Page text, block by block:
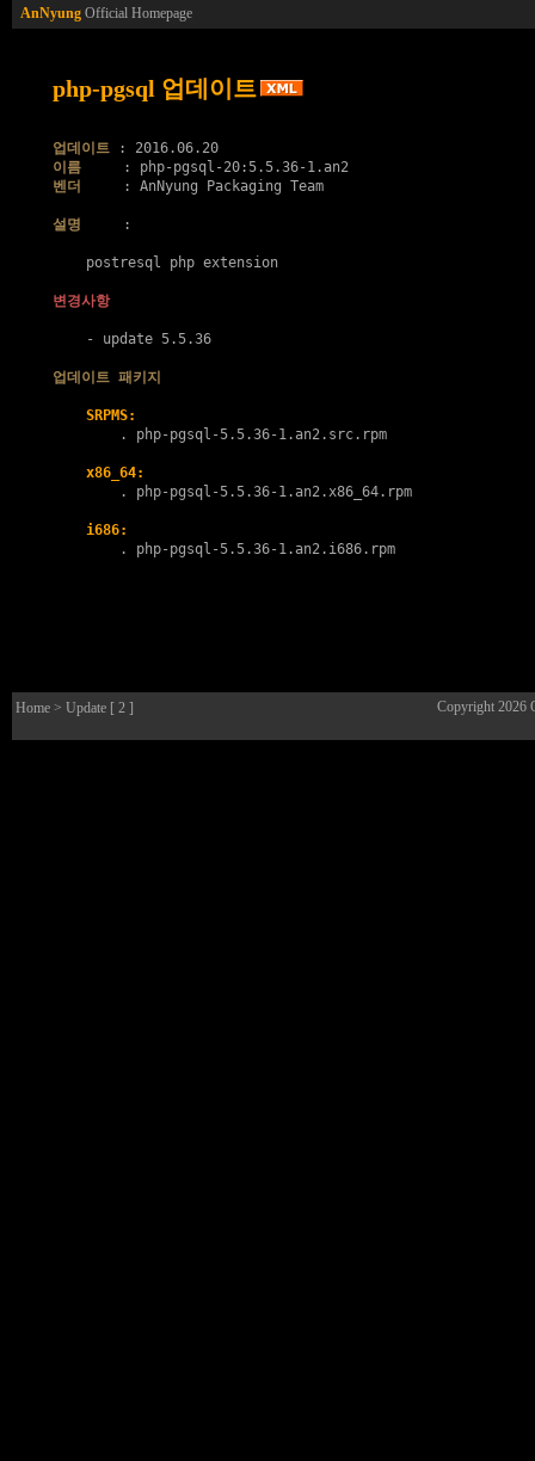
AnNyung Official Homepage
php-pgsql 업데이트
업데이트
이름
벤더
     : AnNyung Packaging Team
설명
     :
    postresql php extension
변경사항
    - update 5.5.36
업데이트 패키지
SRPMS:
        .
php-pgsql-5.5.36-1.an2.src.rpm
x86_64:
        .
php-pgsql-5.5.36-1.an2.x86_64.rpm
i686:
        .
php-pgsql-5.5.36-1.an2.i686.rpm
Home > Update [ 2 ] Copyright 2026